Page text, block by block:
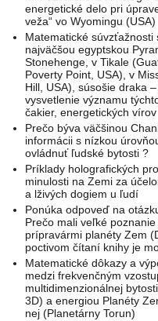
energetické delo pri
veža“ vo Wyomingu (USA)
Matematické
najväčšou egyptskou
Stonehenge, v Tikale
Poverty Point, USA), v
Hill, USA), súsošie draka
vysvetlenie významu
čakier, energetických vírov
Prečo býva väčšinou
informácii s nízkou
ovládnuť ľudské bytosti ?
Príklady holografických
minulosti na Zemi za
a lživých dogiem u ľudí
Ponúka odpoveď na
Prečo mali veľké
prípravármi planéty Zem
poctivom čítaní knihy je
Matematické dôkazy a
medzi frekvenčným
multidimenzionálnej
3D) a energiou Planéty
nej (Planetárny Torun)